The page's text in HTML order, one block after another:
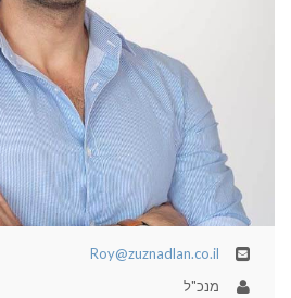
Roy@zuznadlan.co.il
מנכ"ל